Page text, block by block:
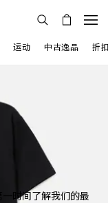
运动 中古逸品 折
时间了解我们的最